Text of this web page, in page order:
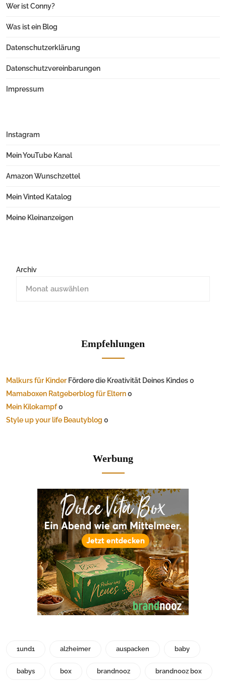
Wer ist Conny?
Was ist ein Blog
Datenschutzerklärung
Datenschutzvereinbarungen
Impressum
Instagram
Mein YouTube Kanal
Amazon Wunschzettel
Mein Vinted Katalog
Meine Kleinanzeigen
Archiv
Empfehlungen
Malkurs für Kinder Fördere die Kreativität Deines Kindes 0
Mamaboxen Ratgeberblog für Eltern0
Mein Kilokampf0
Style up your life Beautyblog 0
Werbung
1und1 alzheimer auspacken baby
babys box brandnooz brandnooz box